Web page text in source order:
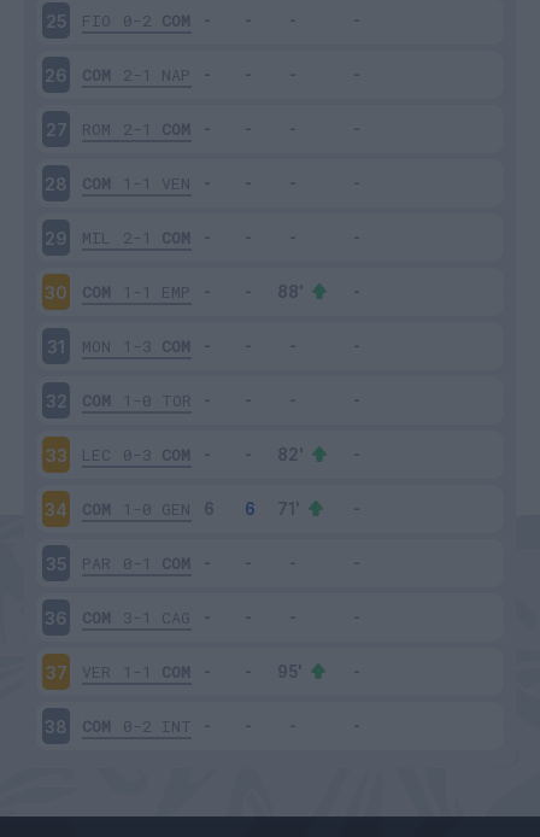
25 FIO 0-2 COM
26 COM 2-1 NAP
27 ROM 2-1 COM
28 COM 1-1 VEN
29 MIL 2-1 COM
30 COM 1-1 EMP
31 MON 1-3 COM
32 COM 1-0 TOR
33 LEC 0-3 COM
34 COM 1-0 GEN
35 PAR 0-1 COM
36 COM 3-1 CAG
37 VER 1-1 COM
38 COM 0-2 INT